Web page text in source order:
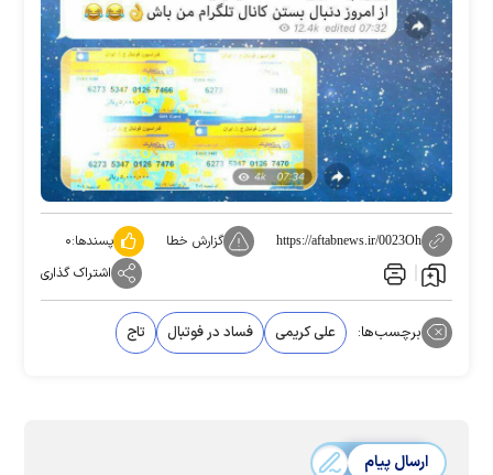
https://aftabnews.ir/0023Oh گزارش خطا پسندها:۰
اشتراک گذاری
برچسب‌ها: علی کریمی فساد در فوتبال تاج
ارسال پیام